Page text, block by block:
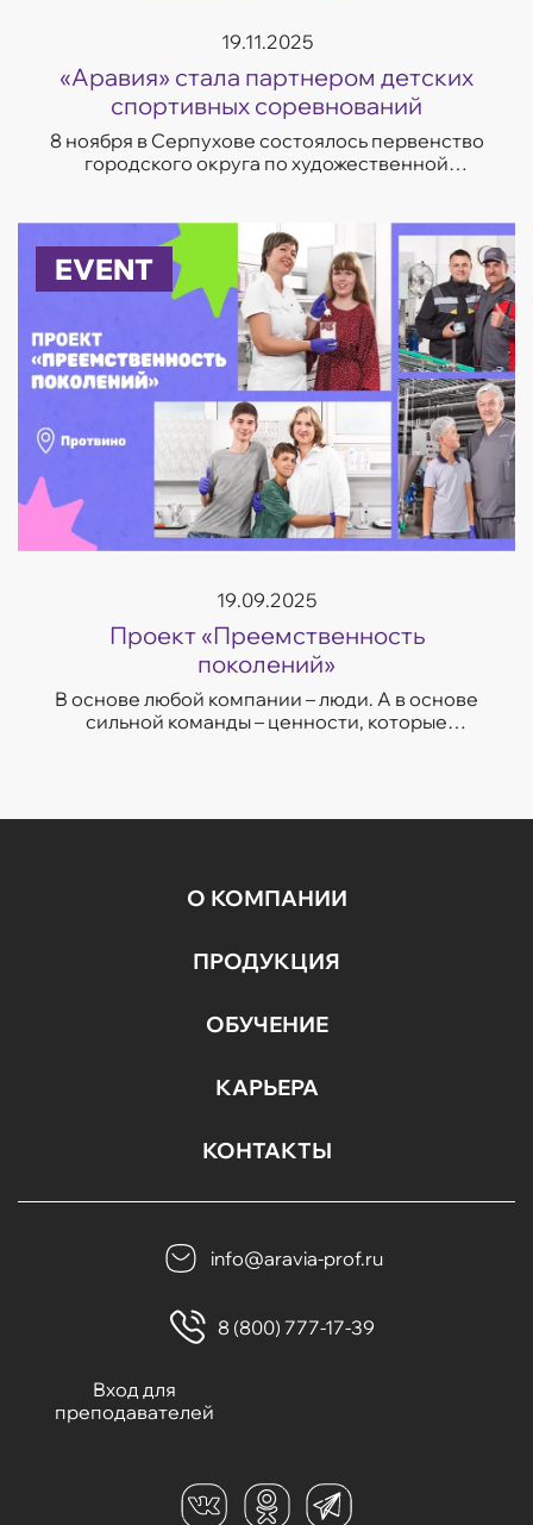
19.11.2025
«Аравия» стала партнером детских
спортивных соревнований
8 ноября в Серпухове состоялось первенство
городского округа по художественной
городов П...
EVENT
19.09.2025
Проект «Преемственность
поколений»
В основе любой компании – люди. А в основе
сильной команды – ценности, которые
О КОМПАНИИ
ПРОДУКЦИЯ
ОБУЧЕНИЕ
КАРЬЕРА
КОНТАКТЫ
info@aravia-prof.ru
8 (800) 777-17-39
Вход для
преподавателей